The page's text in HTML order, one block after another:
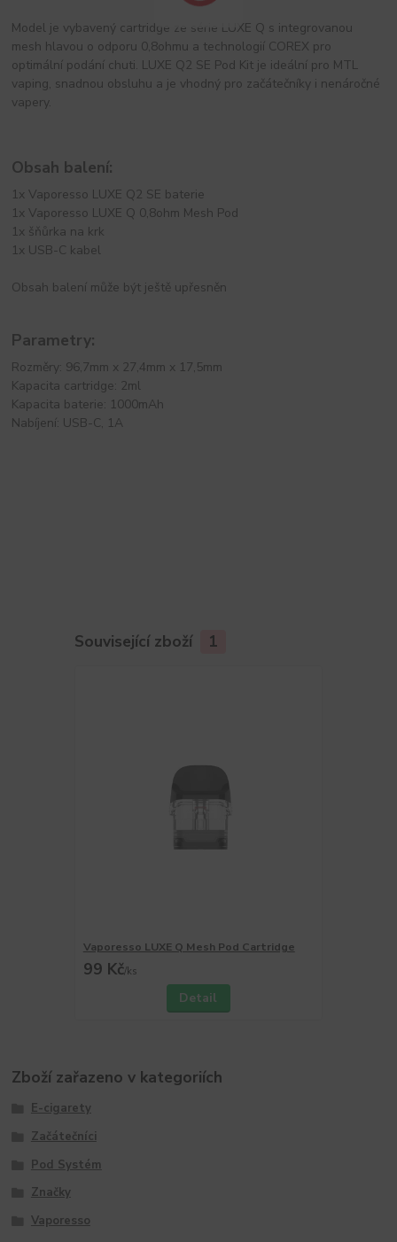
Model je vybavený cartridge ze série LUXE Q s integrovanou
mesh hlavou o odporu 0,8ohmu a technologií COREX pro
optimální podání chuti. LUXE Q2 SE Pod Kit je ideální pro MTL
vaping, snadnou obsluhu a je vhodný pro začátečníky i nenáročné
vapery.
Obsah balení:
1x Vaporesso LUXE Q2 SE baterie
1x Vaporesso LUXE Q 0,8ohm Mesh Pod
1x šňůrka na krk
1x USB-C kabel
Obsah balení může být ještě upřesněn
Parametry:
Rozměry: 96,7mm x 27,4mm x 17,5mm
Kapacita cartridge: 2ml
Kapacita baterie: 1000mAh
Nabíjení: USB-C, 1A
Související zboží 1
Vaporesso LUXE Q Mesh Pod Cartridge
99 Kč/ks
Detail
Zboží zařazeno v kategoriích
E-cigarety
Začátečníci
Pod Systém
Značky
Vaporesso